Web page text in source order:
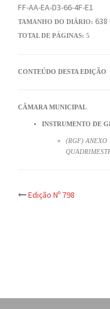
FF-AA-EA-D3-66-4F-E1
TAMANHO DO DIÁRIO: 638
TOTAL DE PÁGINAS: 5
CONTEÚDO DESTA EDIÇÃO
CÂMARA MUNICIPAL
INSTRUMENTO DE
(RGF) ANEXO
Post
Edição Nº 798